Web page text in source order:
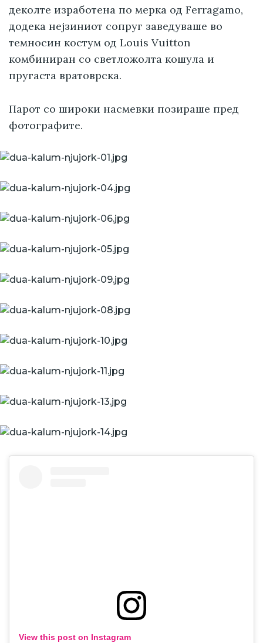
деколте изработена по мерка од Ferragamo,
додека нејзиниот сопруг заведуваше во
темносин костум од Louis Vuitton
комбиниран со светложолта кошула и
пругаста вратоврска.
Парот со широки насмевки позираше пред
фотографите.
View this post on Instagram